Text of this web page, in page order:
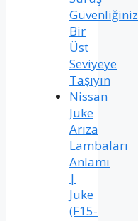
Bir
Üst
Seviyeye
Taşıyın
Nissan
Juke
Arıza
Lambaları
Anlamı
|
Juke
(F15-